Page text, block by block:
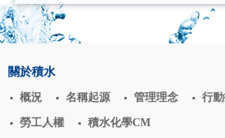
關於積水
概況 名稱起源 管理理念 行
勞工人權 積水化學CM